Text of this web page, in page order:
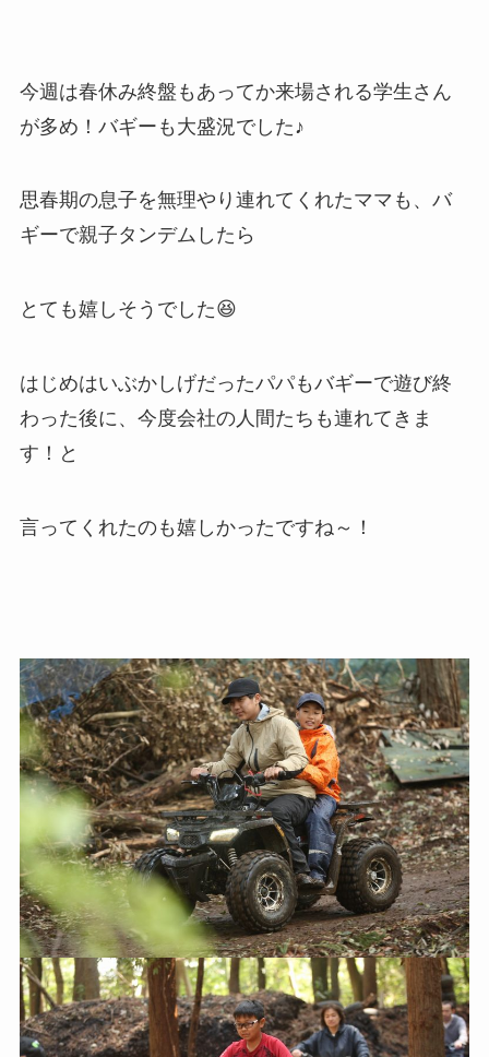
今週は春休み終盤もあってか来場される学生さん
が多め！バギーも大盛況でした♪
思春期の息子を無理やり連れてくれたママも、バ
ギーで親子タンデムしたら
とても嬉しそうでした😆
はじめはいぶかしげだったパパもバギーで遊び終
わった後に、今度会社の人間たちも連れてきま
す！と
言ってくれたのも嬉しかったですね～！